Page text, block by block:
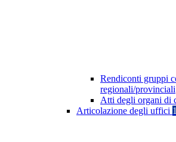
Rendiconti gruppi
regionali/provinciali
Atti degli organi di
Articolazione degli uffici